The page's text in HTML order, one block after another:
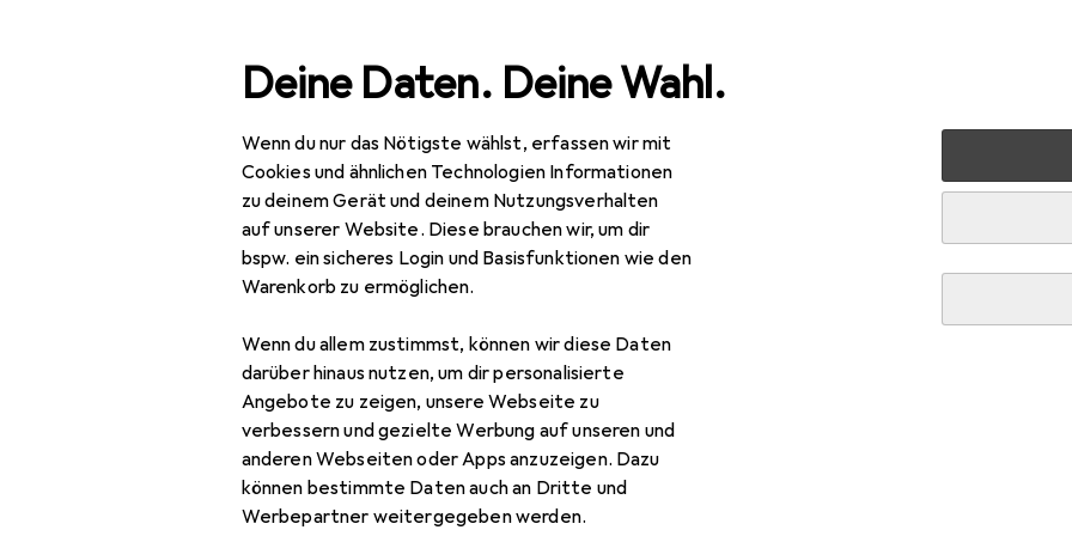
Deine Daten. Deine Wahl.
Wenn du nur das Nötigste wählst, erfassen wir mit
Cookies und ähnlichen Technologien Informationen
zu deinem Gerät und deinem Nutzungsverhalten
auf unserer Website. Diese brauchen wir, um dir
bspw. ein sicheres Login und Basisfunktionen wie den
Warenkorb zu ermöglichen.
Wenn du allem zustimmst, können wir diese Daten
darüber hinaus nutzen, um dir personalisierte
Angebote zu zeigen, unsere Webseite zu
verbessern und gezielte Werbung auf unseren und
anderen Webseiten oder Apps anzuzeigen. Dazu
können bestimmte Daten auch an Dritte und
Werbepartner weitergegeben werden.
Navigation nach KategorienGesamtsortiment Büro + Schreibwaren Bürobedarf